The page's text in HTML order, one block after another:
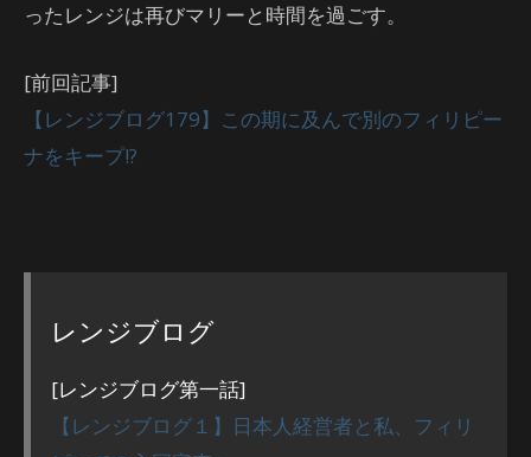
ったレンジは再びマリーと時間を過ごす。
[前回記事]
【レンジブログ179】この期に及んで別のフィリピー
ナをキープ!?
レンジブログ
[レンジブログ第一話]
【レンジブログ１】日本人経営者と私、フィリ